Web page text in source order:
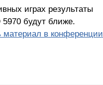
играх результаты
будут ближе.
материал в конференции